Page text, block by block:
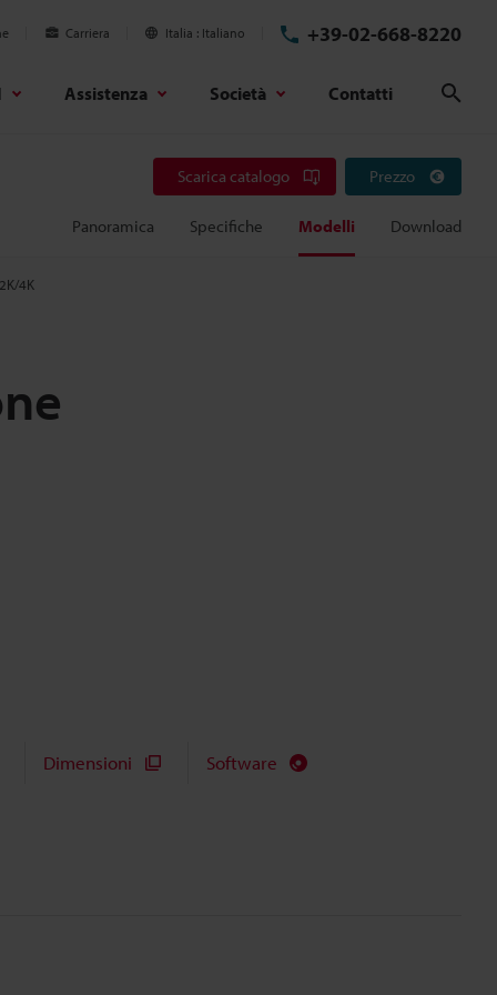
Carriera Italia Italiano +39-02-668-8220
Assistenza Società Contatti
Scarica catalogo Prezzo
Panoramica Specifiche Modelli Download
4K
Dimensioni Software